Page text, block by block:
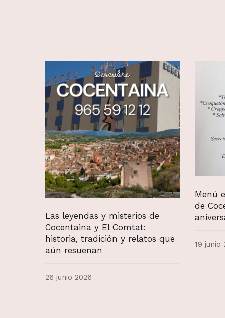
Las leyendas y misterios de
Cocentaina y El Comtat:
historia, tradición y relatos que
aún resuenan
26 junio 2026
Menú
de
19 junio